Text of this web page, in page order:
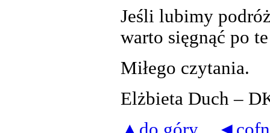
Jeśli lubimy
warto sięgnąć po
Miłego czytania.
Elżbieta Duch –